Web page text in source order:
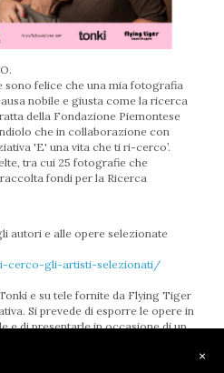
sono felice che una mia fotografia
nobile e giusta come la ricerca
della Fondazione Piemontese
che in collaborazione con
'E' una vita che ti ri-cerco’.
tra cui 25 fotografie che
fondi per la Ricerca
autori e alle opere selezionate
cerco-gli-artisti-selezionati/
e su tele fornite da Flying Tiger
Si prevede di esporre le opere in
e di presentarle in occasione di un
×